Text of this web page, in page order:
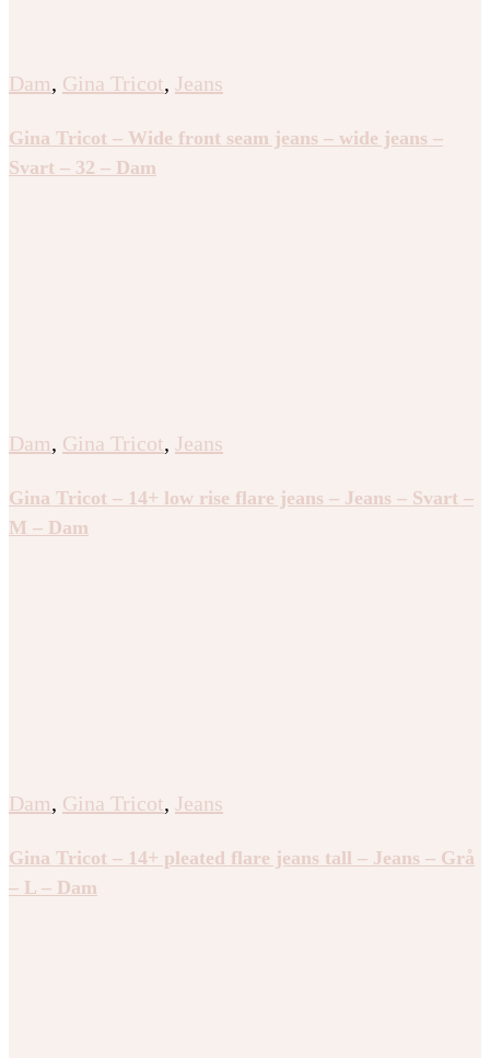
Dam, Gina Tricot, Jeans
Gina Tricot – Wide front seam jeans – wide jeans –
Svart – 32 – Dam
Dam, Gina Tricot, Jeans
Gina Tricot – 14+ low rise flare jeans – Jeans – Svart –
M – Dam
Dam, Gina Tricot, Jeans
Gina Tricot – 14+ pleated flare jeans tall – Jeans – Grå
– L – Dam